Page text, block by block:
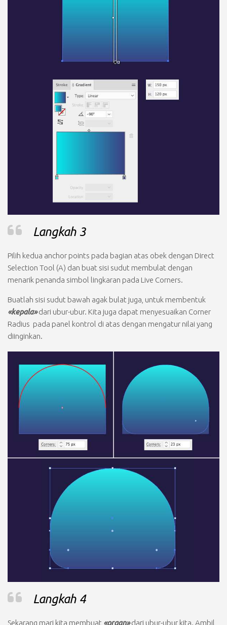
Langkah 3
Pilih kedua anchor points pada bagian atas obek dengan Direct
Selection Tool (A) dan buat sisi sudut membulat dengan
menarik penanda simbol lingkaran pada Live Corners.
Buatlah sisi sudut bawah agak bulat juga, untuk membentuk
«kepala»dari ubur-ubur. Kita juga dapat menyesuaikan Corner
Radius pada panel kontrol di atas dengan mengatur nilai yang
diinginkan.
Langkah 4
Sekarang mari kita membuat «organ»dari ubur-ubur kita. Ambil